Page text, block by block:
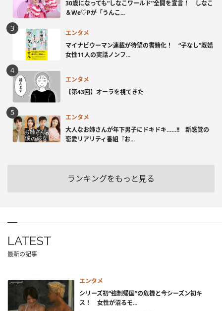
30歳になっても“しなこワールド”全開を宣言！ しなこ
＆We♡Pが「うんこ...
エンタメ
マイナビウーマン連載が待望の書籍化！ “子なし”既婚
女性11人の実話ノンフ...
エンタメ
【第43回】オーラを視てきた
エンタメ
大人なお姉さんが年下男子にドキドキ……!! 新感覚の
恋愛リアリティ番組『お...
ランキングをもっと見る
LATEST
最新の記事
エンタメ
シリーズ初“強制帰国”の危機と今シーズン初キ
ス！ 女性が沼るモ...